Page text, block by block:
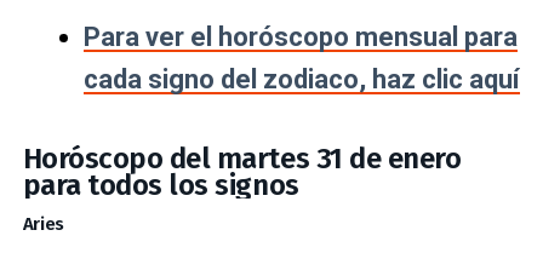
Para ver el horóscopo mensual para
cada signo del zodiaco, haz clic aquí
Horóscopo del martes 31 de enero
para todos los signos
Aries